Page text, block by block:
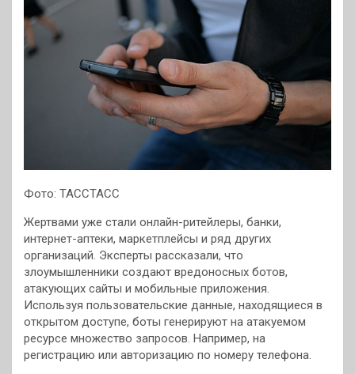
Фото: ТАССТАСС
Жертвами уже стали онлайн-ритейлеры, банки,
интернет-аптеки, маркетплейсы и ряд других
организаций. Эксперты рассказали, что
злоумышленники создают вредоносных ботов,
атакующих сайты и мобильные приложения.
Используя пользовательские данные, находящиеся в
открытом доступе, боты генерируют на атакуемом
ресурсе множество запросов. Например, на
регистрацию или авторизацию по номеру телефона.